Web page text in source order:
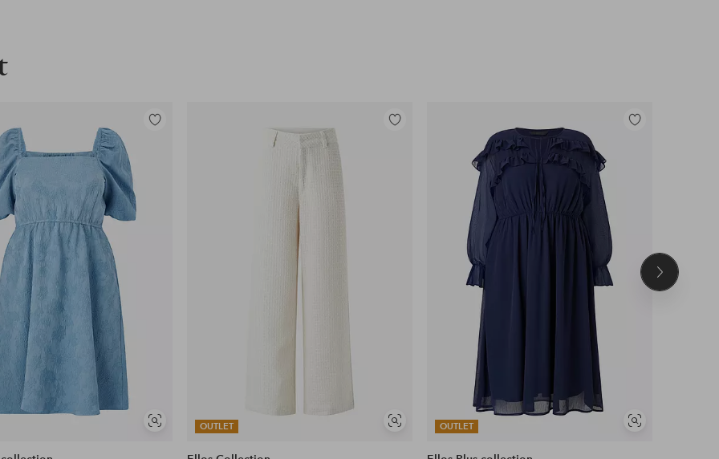
Soortgelijke
Toevoegen
OUTLET
Soortgelijke
Toevoegen
OUTLET
Soortgelijke
Toevoegen
Volgend